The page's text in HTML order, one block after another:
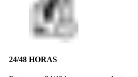
24/48 HORAS